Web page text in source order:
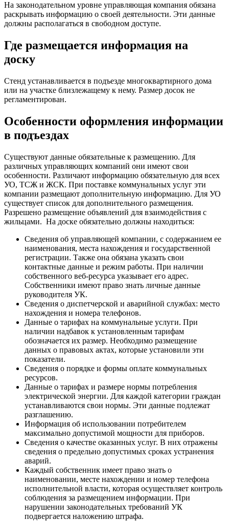
На законодательном уровне управляющая компания обязана
раскрывать информацию о своей деятельности. Эти данные
должны располагаться в свободном доступе.
Где размещается информация на
доску
Стенд устанавливается в подъезде многоквартирного дома
или на участке близлежащему к нему. Размер досок не
регламентирован.
Особенности оформления информации
в подъездах
Существуют данные обязательные к размещению. Для
различных управляющих компаний они имеют свои
особенности. Различают информацию обязательную для всех
УО, ТСЖ и ЖСК. При поставке коммунальных услуг эти
компании размещают дополнительную информацию. Для УО
существует список для дополнительного размещения.
Разрешено размещение объявлений для взаимодействия с
жильцами. На доске обязательно должны находиться:
Сведения об управляющей компании, с содержанием ее
наименования, места нахождения и государственной
регистрации. Также она обязана указать свои
контактные данные и режим работы. При наличии
собственного веб-ресурса указывает его адрес.
Собственники имеют право знать личные данные
руководителя УК.
Сведения о диспетчерской и аварийной службах: место
нахождения и номера телефонов.
Данные о тарифах на коммунальные услуги. При
наличии надбавок к установленным тарифам
обозначается их размер. Необходимо размещение
данных о правовых актах, которые установили эти
показатели.
Сведения о порядке и формы оплате коммунальных
ресурсов.
Данные о тарифах и размере нормы потребления
электрической энергии. Для каждой категории граждан
устанавливаются свои нормы. Эти данные подлежат
разглашению.
Информация об использовании потребителем
максимально допустимой мощности для приборов.
Сведения о качестве оказанных услуг. В них отражены
сведения о предельно допустимых сроках устранения
аварий.
Каждый собственник имеет право знать о
наименовании, месте нахождении и номер телефона
исполнительной власти, которая осуществляет контроль
соблюдения за размещением информации. При
нарушении законодательных требований УК
подвергается наложению штрафа.